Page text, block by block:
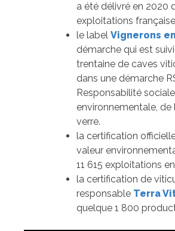
a été délivré en 2020
exploitations
le label Vignerons
démarche qui est
trentaine de caves
dans une démarche
Responsabilité
environnementale, de
verre.
la certification
valeur
11 615 exploitations
la certification de
responsable Terra
quelque 1 800